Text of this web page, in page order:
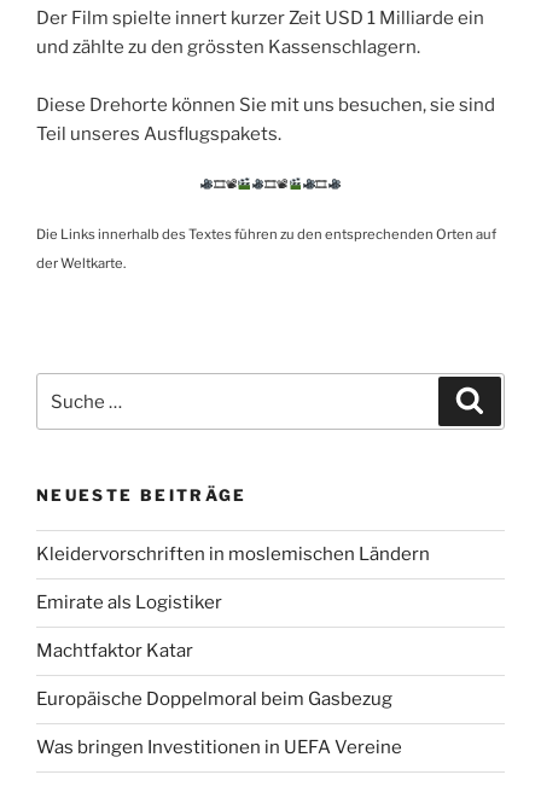
Der Film spielte innert kurzer Zeit USD 1 Milliarde ein
und zählte zu den grössten Kassenschlagern.
Diese Drehorte können Sie mit uns besuchen, sie sind
Teil unseres Ausflugspakets.
🎞📽 🎞📽 🎞
Die Links innerhalb des Textes führen zu den entsprechenden Orten auf
der Weltkarte.
nach:
NEUESTE BEITRÄGE
Kleidervorschriften in moslemischen Ländern
Emirate als Logistiker
Machtfaktor Katar
Europäische Doppelmoral beim Gasbezug
Was bringen Investitionen in UEFA Vereine